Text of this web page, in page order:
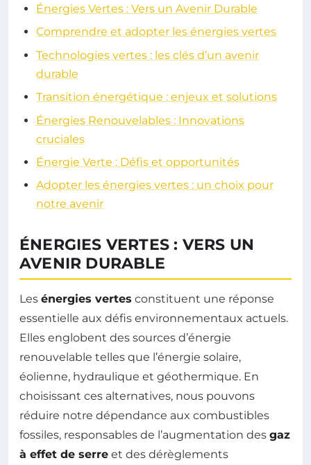
Énergies Vertes : Vers un Avenir Durable
Comprendre et adopter les énergies vertes
Technologies vertes : les clés d’un avenir
durable
Transition énergétique : enjeux et solutions
Énergies Renouvelables : Innovations
cruciales
Énergie Verte : Défis et opportunités
Adopter les énergies vertes : un choix pour
notre avenir
ÉNERGIES VERTES : VERS UN
AVENIR DURABLE
Les énergies vertes constituent une réponse
essentielle aux défis environnementaux actuels.
Elles englobent des sources d’énergie
renouvelable telles que l’énergie solaire,
éolienne, hydraulique et géothermique. En
choisissant ces alternatives, nous pouvons
réduire notre dépendance aux combustibles
fossiles, responsables de l’augmentation des gaz
à effet de serre et des dérèglements